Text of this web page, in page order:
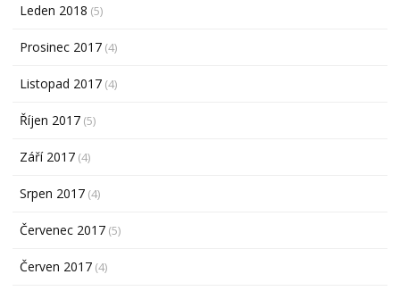
Leden 2018 (5)
Prosinec 2017 (4)
Listopad 2017 (4)
Říjen 2017 (5)
Září 2017 (4)
Srpen 2017 (4)
Červenec 2017 (5)
Červen 2017 (4)